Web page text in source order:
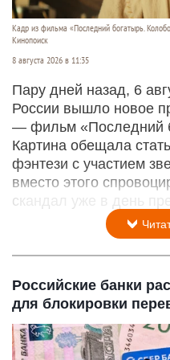
Кадр из фильма «Последний богатырь.
Кинопоиск
8 августа 2026 в 11:35
Пару дней назад, 6
России вышло новое
— фильм «Последний
Картина обещала
фэнтези с участием
вместо этого
скандал уже в день
Российские банки
для блокировки